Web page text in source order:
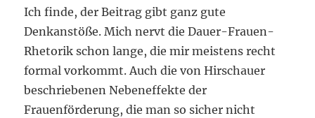
Ich finde, der Beitrag gibt ganz gute
Denkanstöße. Mich nervt die Dauer-Frauen-
Rhetorik schon lange, die mir meistens recht
formal vorkommt. Auch die von Hirschauer
beschriebenen Nebeneffekte der
Frauenförderung, die man so sicher nicht